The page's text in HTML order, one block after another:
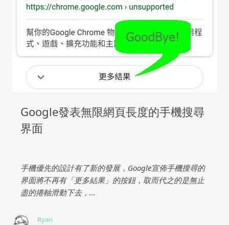
Google發表無限網頁長度的手機搜尋
界面
手機優先的設計有了新的發展，Google宣佈手機搜尋的
界面將不再有「更多結果」的按鈕，取而代之的是無止
盡的捲軸滑動下去，...
Ryan